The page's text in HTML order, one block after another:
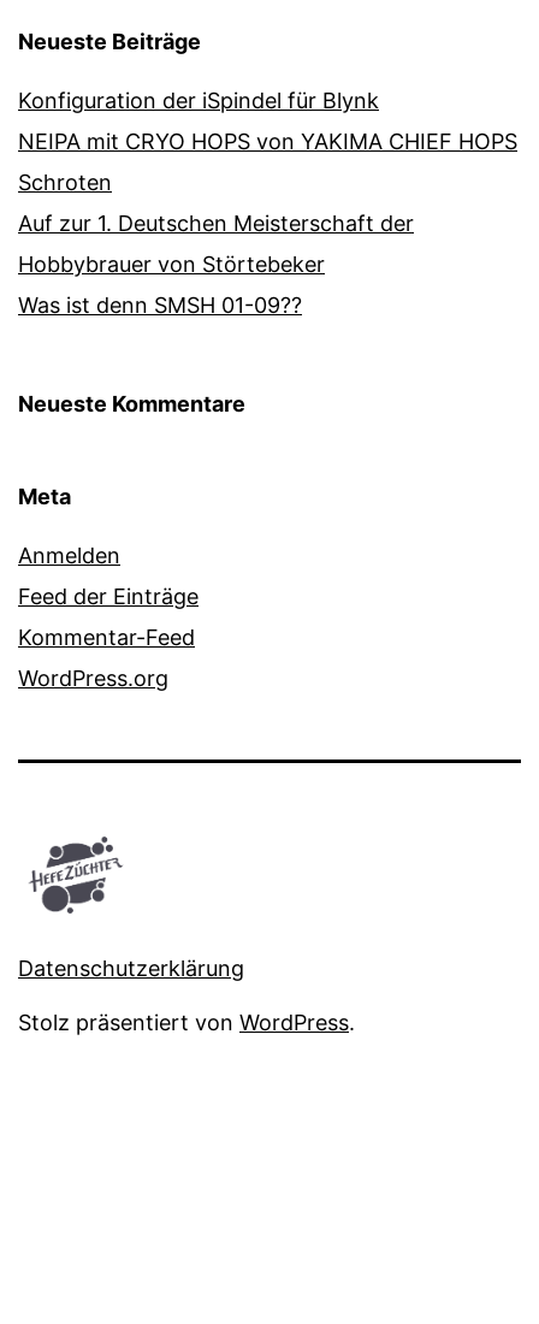
Neueste Beiträge
Konfiguration der iSpindel für Blynk
NEIPA mit CRYO HOPS von YAKIMA CHIEF HOPS
Schroten
Auf zur 1. Deutschen Meisterschaft der
Hobbybrauer von Störtebeker
Was ist denn SMSH 01-09??
Neueste Kommentare
Meta
Anmelden
Feed der Einträge
Kommentar-Feed
WordPress.org
Datenschutzerklärung
Stolz präsentiert von WordPress.